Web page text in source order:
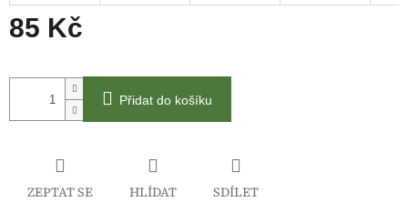
85 Kč
cena:
Přidat do košíku
ZEPTAT SE HLÍDAT SDÍLET